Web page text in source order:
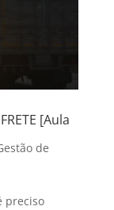
[Aula
de
preciso